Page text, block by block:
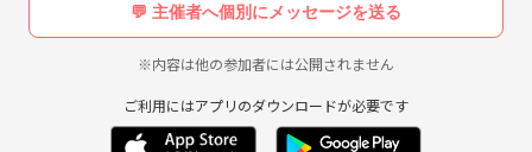
💬 主催者へ個別にメッセージを送る
※内容は他の参加者には公開されません
ご利用にはアプリのダウンロードが必要です